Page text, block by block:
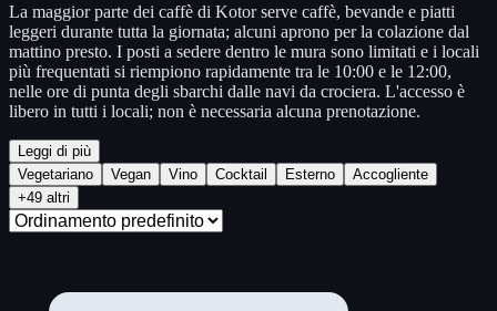
La maggior parte dei caffè di Kotor serve caffè, bevande e piatti
leggeri durante tutta la giornata; alcuni aprono per la colazione dal
mattino presto. I posti a sedere dentro le mura sono limitati e i locali
più frequentati si riempiono rapidamente tra le 10:00 e le 12:00,
nelle ore di punta degli sbarchi dalle navi da crociera. L'accesso è
libero in tutti i locali; non è necessaria alcuna prenotazione.
Leggi di più
Vegetariano
Vegan Vino Cocktail Esterno
Accogliente
+49 altri